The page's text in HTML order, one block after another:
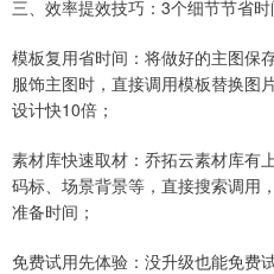
三、效率提效技巧：3个细节节省时
模板复用省时间：将做好的主图保
服饰主图时，直接调用模板替换图
设计快10倍；
素材库快速取材：乔拓云素材库有
码标、场景背景等，直接搜索调用
准备时间；
免费试用先体验：没升级也能免费